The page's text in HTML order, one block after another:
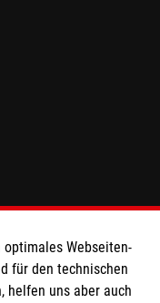
12
optimales Webseiten-
für den technischen
helfen uns aber auch